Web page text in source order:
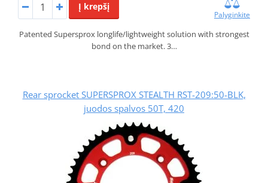
Į krepšį
Palyginkite
Patented Supersprox longlife/lightweight solution with strongest
bond on the market. 3…
Rear sprocket SUPERSPROX STEALTH RST-209:50-BLK,
juodos spalvos 50T, 420